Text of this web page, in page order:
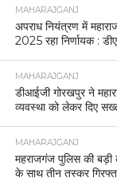
MAHARAJGANJ
अपराध नियंत्रण में
2025 रहा निर्णायक :
MAHARAJGANJ
डीआईजी गोरखपुर ने
व्यवस्था को लेकर दिए
MAHARAJGANJ
महराजगंज पुलिस की बड़ी
के साथ तीन तस्कर